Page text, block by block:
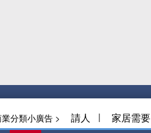
分類小廣告 > 請人 | 家居需要